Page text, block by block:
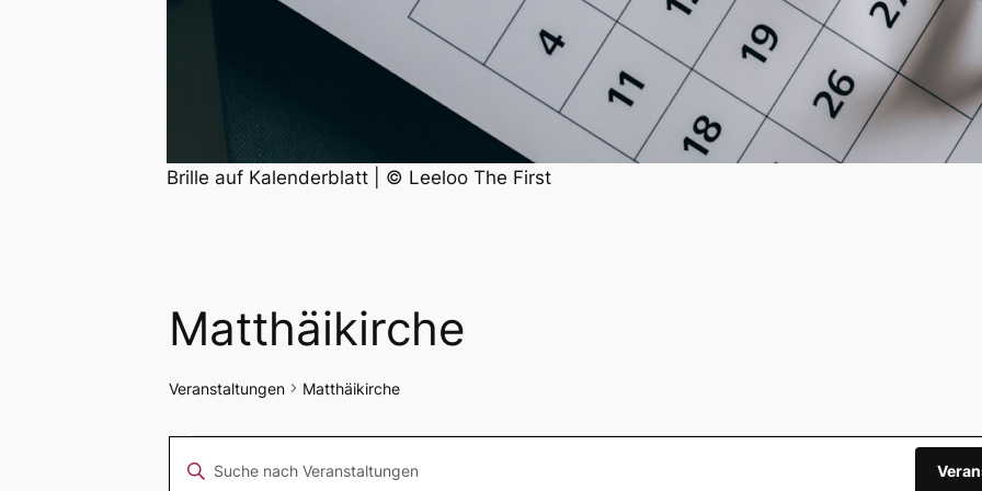
Brille auf Kalenderblatt | © Leeloo The First
Matthäikirche
Veranstaltungen Matthäikirche
Veranstaltungen
Veranstaltungen
Bitte